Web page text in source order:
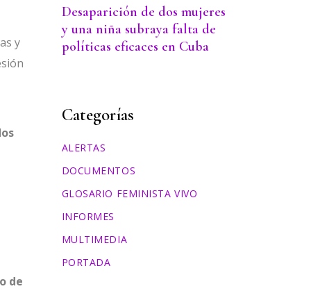
y
de
Desaparición de dos mujeres
y una niña subraya falta de
políticas eficaces en Cuba
Categorías
ALERTAS
DOCUMENTOS
GLOSARIO FEMINISTA VIVO
INFORMES
MULTIMEDIA
PORTADA